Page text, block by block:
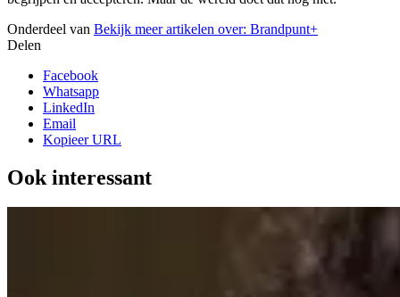
Onderdeel van Bekijk meer artikelen over: Brandpunt+
Delen
Facebook
Whatsapp
LinkedIn
Email
Kopieer URL
Ook interessant